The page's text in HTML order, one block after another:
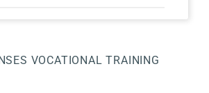
VOCATIONAL TRAINING